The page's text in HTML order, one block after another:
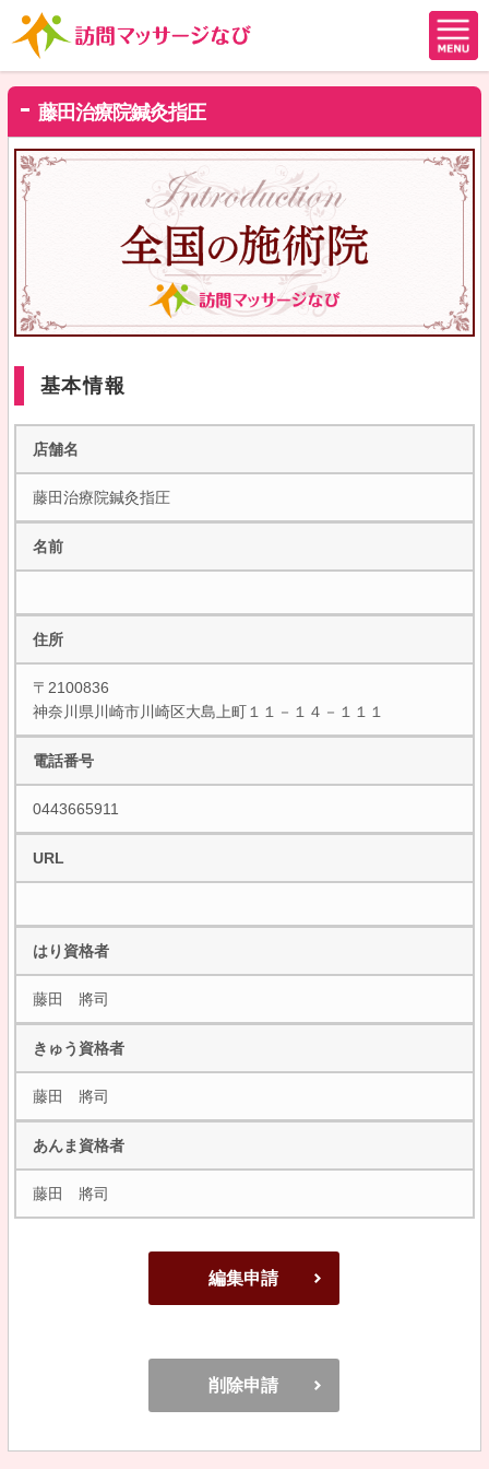
藤田治療院鍼灸指圧
基本情報
店舗名
藤田治療院鍼灸指圧
名前
住所
〒2100836
神奈川県川崎市川崎区大島上町１１－１４－１１１
電話番号
0443665911
URL
はり資格者
藤田 將司
きゅう資格者
藤田 將司
あんま資格者
藤田 將司
編集申請
削除申請